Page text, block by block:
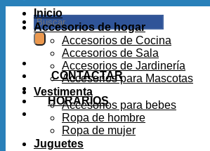
Buscar
por:
CONTACTAR
HORARIOS
Inicio
Accesorios de hogar
Accesorios de Cocina
Accesorios de Sala
Accesorios de Jardinería
Accesorios para Mascotas
Vestimenta
Accesorios para bebes
Ropa de hombre
Ropa de mujer
Juguetes